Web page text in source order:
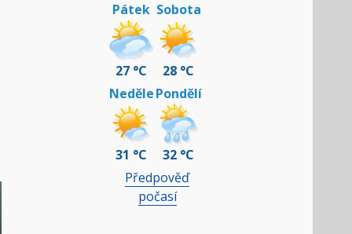
Pátek
27 °C
Sobota
28 °C
Neděle
31 °C
Pondělí
32 °C
Předpověď
počasí